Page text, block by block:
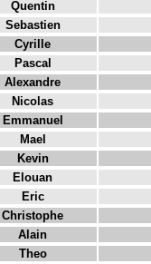
Quentin
Sebastien
Cyrille
Pascal
Alexandre
Nicolas
Emmanuel
Mael
Kevin
Elouan
Eric
Christophe
Alain
Theo